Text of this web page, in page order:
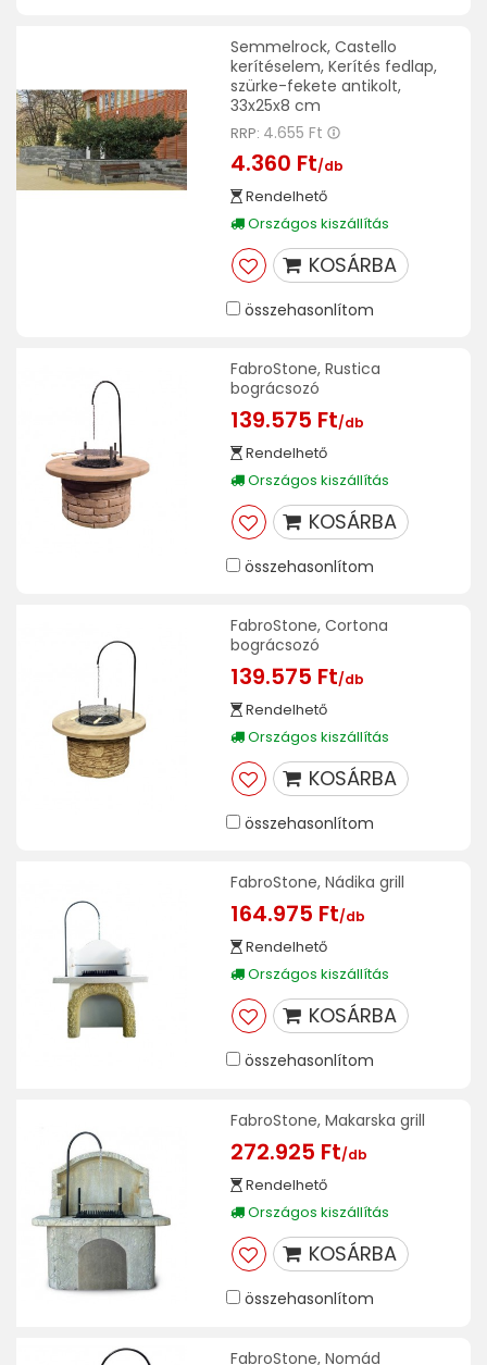
Semmelrock, Castello
kerítéselem, Kerítés fedlap,
szürke-fekete antikolt,
33x25x8 cm
RRP: 4.655 Ft
4.360 Ft/db
Rendelhető
Országos kiszállítás
KOSÁRBA
összehasonlítom
FabroStone, Rustica
bográcsozó
139.575 Ft/db
Rendelhető
Országos kiszállítás
KOSÁRBA
összehasonlítom
FabroStone, Cortona
bográcsozó
139.575 Ft/db
Rendelhető
Országos kiszállítás
KOSÁRBA
összehasonlítom
FabroStone, Nádika grill
164.975 Ft/db
Rendelhető
Országos kiszállítás
KOSÁRBA
összehasonlítom
FabroStone, Makarska grill
272.925 Ft/db
Rendelhető
Országos kiszállítás
KOSÁRBA
összehasonlítom
FabroStone, Nomád